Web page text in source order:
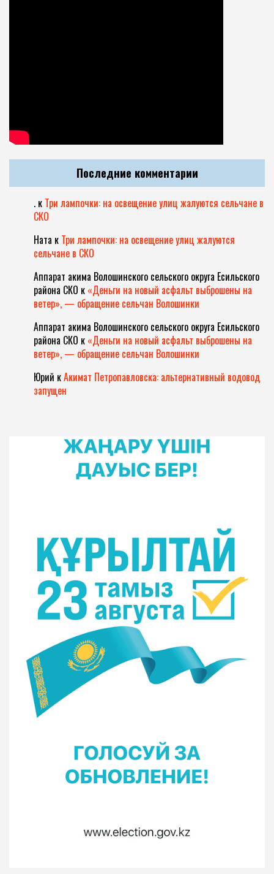
Последние комментарии
. к Три лампочки: на освещение улиц жалуются сельчане в
СКО
Ната к Три лампочки: на освещение улиц жалуются
сельчане в СКО
Аппарат акима Волошинского сельского округа Есильского
района СКО к «Деньги на новый асфальт выброшены на
ветер», — обращение сельчан Волошинки
Аппарат акима Волошинского сельского округа Есильского
района СКО к «Деньги на новый асфальт выброшены на
ветер», — обращение сельчан Волошинки
Юрий кАкимат Петропавловска: альтернативный водовод
запущен